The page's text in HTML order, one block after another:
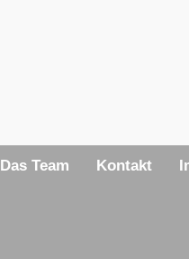
Das Team Kontakt